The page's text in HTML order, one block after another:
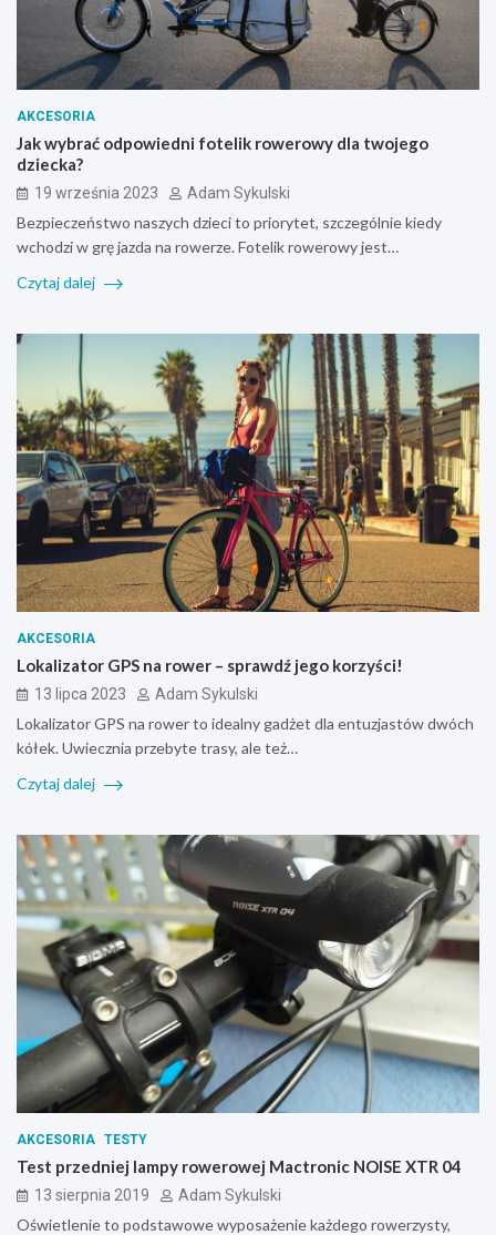
AKCESORIA
Jak wybrać odpowiedni fotelik rowerowy dla twojego
dziecka?
19 września 2023 Adam Sykulski
Bezpieczeństwo naszych dzieci to priorytet, szczególnie kiedy
wchodzi w grę jazda na rowerze. Fotelik rowerowy jest…
Czytaj dalej
AKCESORIA
Lokalizator GPS na rower – sprawdź jego korzyści!
13 lipca 2023 Adam Sykulski
Lokalizator GPS na rower to idealny gadżet dla entuzjastów dwóch
kółek. Uwiecznia przebyte trasy, ale też…
Czytaj dalej
AKCESORIA TESTY
Test przedniej lampy rowerowej Mactronic NOISE XTR 04
13 sierpnia 2019 Adam Sykulski
Oświetlenie to podstawowe wyposażenie każdego rowerzysty,